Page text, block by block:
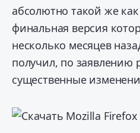
абсолютно такой же
финальная версия
несколько месяцев
получил, по заявлению
существенные